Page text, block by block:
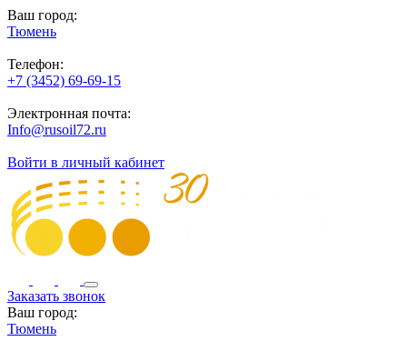
Ваш город:
Тюмень
Телефон:
+7 (3452) 69-69-15
Электронная почта:
Info@rusoil72.ru
Войти в личный кабинет
Заказать звонок
Ваш город:
Тюмень